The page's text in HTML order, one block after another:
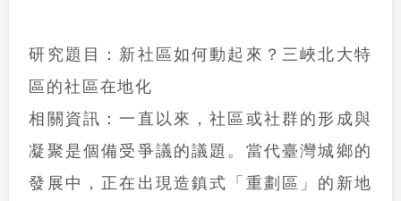
研究題目： 新社區如何動起來？三峽北大特
區的社區在地化
相關資訊： 一直以來，社區或社群的形成與
凝聚是個備受爭議的議題。當代臺灣城鄉的
發展中，正在出現造鎮式「重劃區」的新地